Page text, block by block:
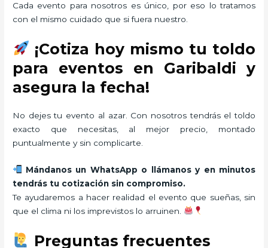
Cada evento para nosotros es único, por eso lo tratamos
con el mismo cuidado que si fuera nuestro.
¡Cotiza hoy mismo tu toldo
para eventos en Garibaldi y
asegura la fecha!
No dejes tu evento al azar. Con nosotros tendrás el toldo
exacto que necesitas, al mejor precio, montado
puntualmente y sin complicarte.
Mándanos un WhatsApp o llámanos y en minutos
tendrás tu cotización sin compromiso.
Te ayudaremos a hacer realidad el evento que sueñas, sin
que el clima ni los imprevistos lo arruinen.
Preguntas frecuentes